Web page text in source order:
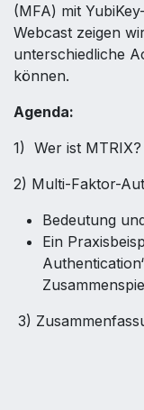
(MFA) mit
Webcast zeigen
unterschiedliche
können.
Agenda:
1) Wer ist MTRIX?
2) Multi-Faktor-
Bedeutung
Ein
3)